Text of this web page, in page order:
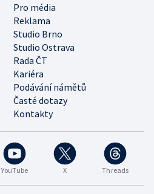
Pro média
Reklama
Studio Brno
Studio Ostrava
Rada ČT
Kariéra
Podávání námětů
Časté dotazy
Kontakty
YouTube X Threads